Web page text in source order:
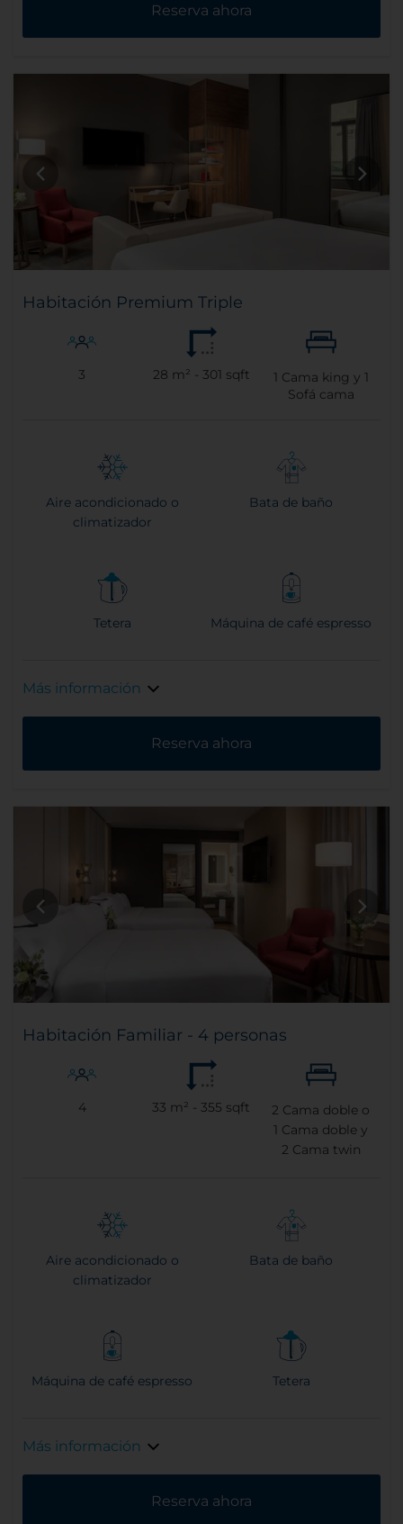
Reserva ahora
Habitación Premium Triple
3 28 m² - 301 sqft 1 Cama king y 1
Sofá cama
Aire acondicionado o
climatizador
Bata de baño
Tetera Máquina de café espresso
Más información
Reserva ahora
Habitación Familiar - 4 personas
4 33 m² - 355 sqft 2 Cama doble o
1 Cama doble y
2 Cama twin
Aire acondicionado o
climatizador
Bata de baño
Máquina de café espresso Tetera
Más información
Reserva ahora